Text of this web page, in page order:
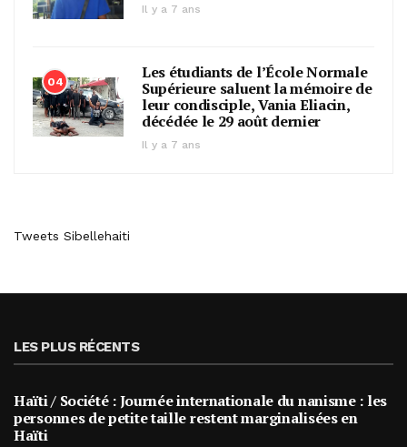
Il y a 7 ans
04
Les étudiants de l’École Normale
Supérieure saluent la mémoire de
leur condisciple, Vania Eliacin,
décédée le 29 août dernier
Il y a 7 ans
Tweets Sibellehaiti
LES PLUS RÉCENTS
Haïti / Société : Journée internationale du nanisme : les
personnes de petite taille restent marginalisées en
Haïti